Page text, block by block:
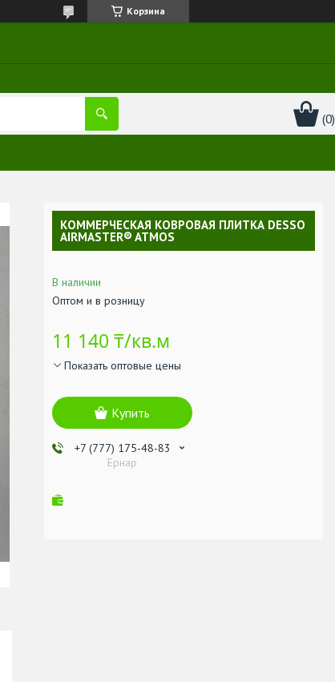
Корзина
КОММЕРЧЕСКАЯ КОВРОВАЯ ПЛИТКА DESSO
AIRMASTER® ATMOS
В наличии
Оптом и в розницу
11 140 ₸/кв.м
Показать оптовые цены
Купить
+7 (777) 175-48-83
Ернар